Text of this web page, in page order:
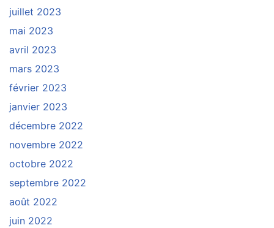
juillet 2023
mai 2023
avril 2023
mars 2023
février 2023
janvier 2023
décembre 2022
novembre 2022
octobre 2022
septembre 2022
août 2022
juin 2022